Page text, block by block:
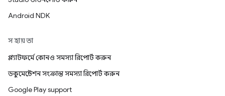
Android NDK
সহায়তা
প্ল্যাটফর্মে কোনও সমস্যা রিপোর্ট করুন
ডকুমেন্টেশন সংক্রান্ত সমস্যা রিপোর্ট করুন
Google Play support